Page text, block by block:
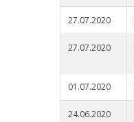
27.07.2020
27.07.2020
01.07.2020
24.06.2020